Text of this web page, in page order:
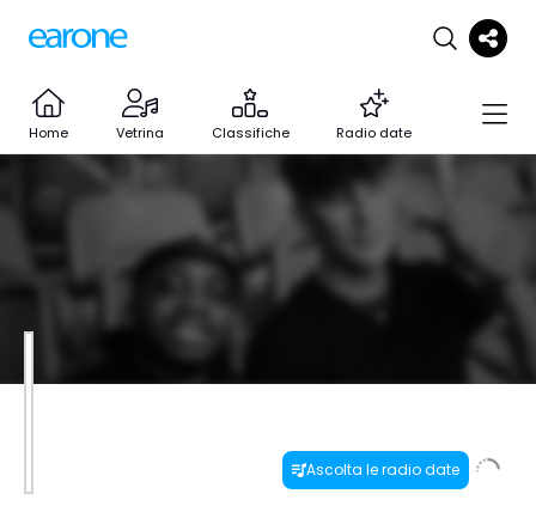
Home Vetrina Classifiche Radio date
Ascolta le radio date